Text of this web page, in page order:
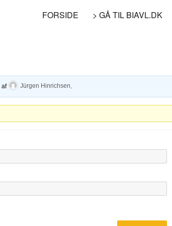
FORSIDE > GÅ TIL BIAVL.DK
af Jürgen Hinrichsen